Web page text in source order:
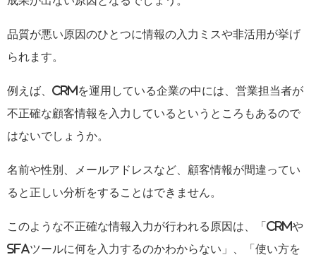
品質が悪い原因のひとつに情報の入力ミスや非活用が挙げ
られます。
例えば、 CRM を運用している企業の中には、営業担当者が
不正確な顧客情報を入力しているというところもあるので
はないでしょうか。
名前や性別、メールアドレスなど、顧客情報が間違ってい
ると正しい分析をすることはできません。
このような不正確な情報入力が行われる原因は、「 CRMや
SFAツールに何を入力するのかわからない」、「使い方を